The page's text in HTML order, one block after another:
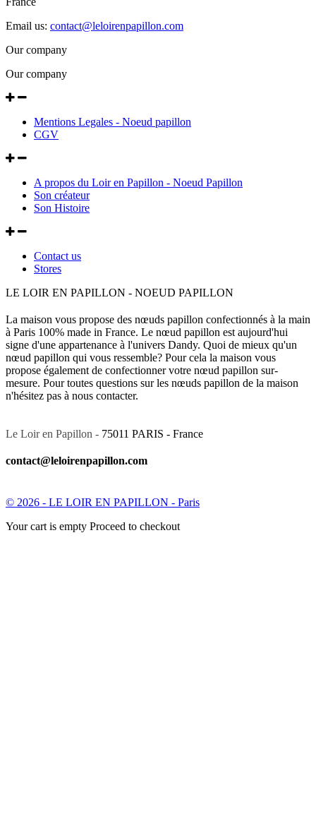
Email us: contact@leloirenpapillon.com
Our company
Our company
Mentions Legales - Noeud papillon
CGV
A propos du Loir en Papillon - Noeud Papillon
Son créateur
Son Histoire
Contact us
Stores
LE LOIR EN PAPILLON - NOEUD PAPILLON
La maison vous propose des nœuds papillon confectionnés à la main
à Paris 100% made in France. Le nœud papillon est aujourd'hui
signe d'une appartenance à l'univers Dandy. Quoi de mieux qu'un
nœud papillon qui vous ressemble? Pour cela la maison vous
propose également de confectionner votre nœud papillon sur-
mesure. Pour toutes questions sur les nœuds papillon de la maison
n'hésitez pas à nous contacter.
Le Loir en Papillon - 75011 PARIS - France
contact@leloirenpapillon.com
© 2026 - LE LOIR EN PAPILLON - Paris
Your cart is empty Proceed to checkout